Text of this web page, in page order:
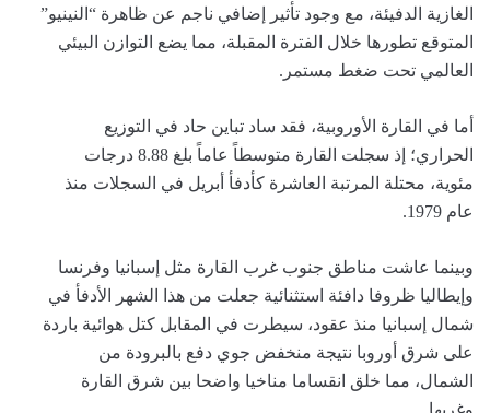
الغازية الدفيئة، مع وجود تأثير إضافي ناجم عن ظاهرة “النينيو”
المتوقع تطورها خلال الفترة المقبلة، مما يضع التوازن البيئي
العالمي تحت ضغط مستمر.
أما في القارة الأوروبية، فقد ساد تباين حاد في التوزيع
الحراري؛ إذ سجلت القارة متوسطاً عاماً بلغ 8.88 درجات
مئوية، محتلة المرتبة العاشرة كأدفأ أبريل في السجلات منذ
عام 1979.
وبينما عاشت مناطق جنوب غرب القارة مثل إسبانيا وفرنسا
وإيطاليا ظروفا دافئة استثنائية جعلت من هذا الشهر الأدفأ في
شمال إسبانيا منذ عقود، سيطرت في المقابل كتل هوائية باردة
على شرق أوروبا نتيجة منخفض جوي دفع بالبرودة من
الشمال، مما خلق انقساما مناخيا واضحا بين شرق القارة